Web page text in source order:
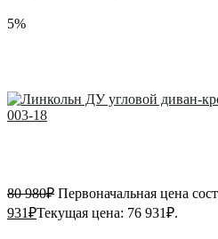
5%
80 980₽ Первоначальная цена
931₽Текущая цена: 76 931₽.